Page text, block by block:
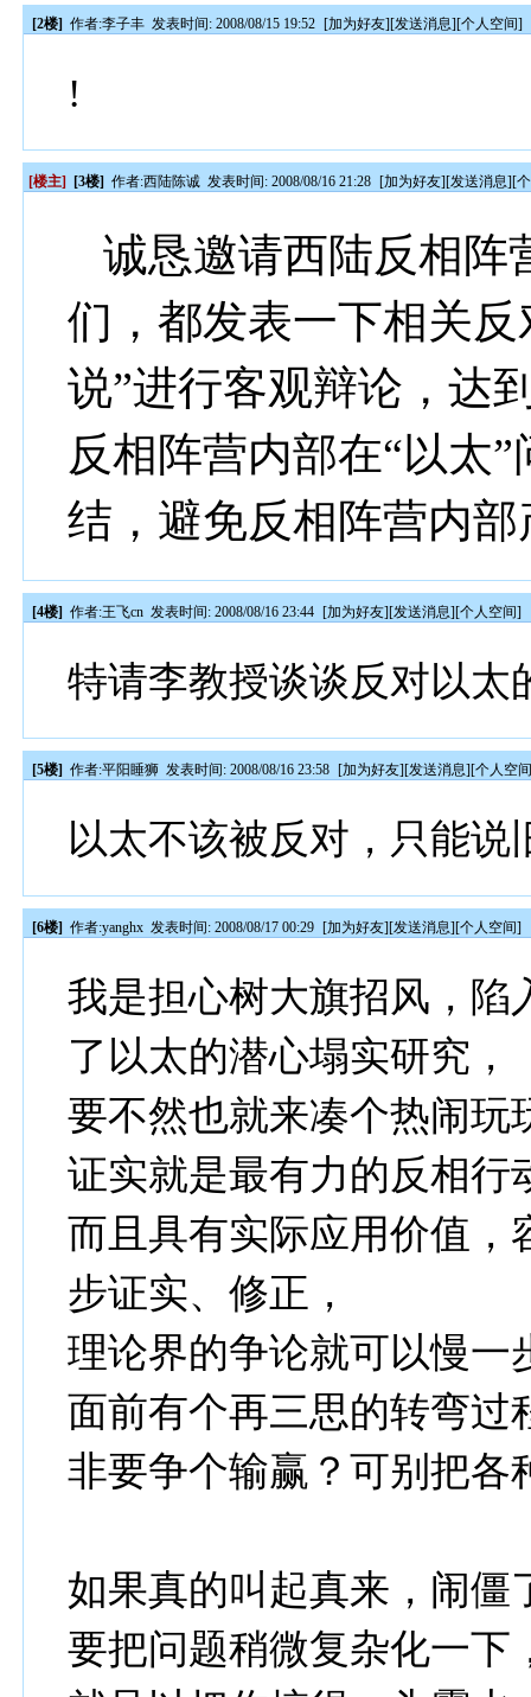
[2楼] 作者:李子丰 发表时间: 2008/08/15 19:52 [加为好友][发送消息][个人空间]
!
[楼主] [3楼] 作者:西陆陈诚 发表时间: 2008/08/16 21:28 [加为好友][发送消息][
诚恳邀请西陆反相阵
们，都发表一下相关
说”进行客观辩论，达
反相阵营内部在“以太
结，避免反相阵营内
[4楼] 作者:王飞cn 发表时间: 2008/08/16 23:44 [加为好友][发送消息][个人空间]
特请李教授谈谈反对以太
[5楼] 作者:平阳睡狮 发表时间: 2008/08/16 23:58 [加为好友][发送消息][个人空
以太不该被反对，只能
[6楼] 作者:yanghx 发表时间: 2008/08/17 00:29 [加为好友][发送消息][个人空间]
我是担心树大旗招风，陷
了以太的潜心塌实研究，
要不然也就来凑个热闹玩
证实就是最有力的反相行
而且具有实际应用价值，
步证实、修正，
理论界的争论就可以慢一
面前有个再三思的转弯过
非要争个输赢？可别把各
如果真的叫起真来，闹僵
要把问题稍微复杂化一下